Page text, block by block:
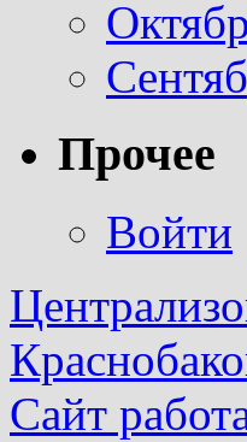
Прочее
Войти
Сайт